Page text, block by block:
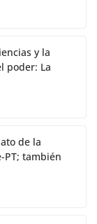
y la
poder: La
de la
PT; también